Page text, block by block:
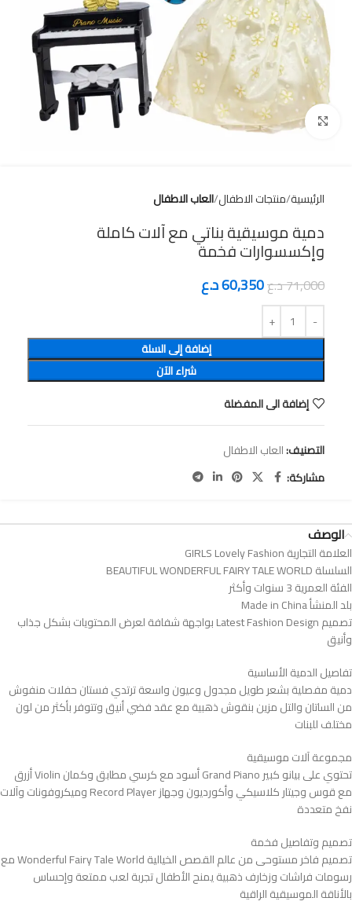
Click to enlarge
الرئيسية منتجات الاطفال العاب الاطفال
دمية موسيقية بناتي مع آلات كاملة
وإكسسوارات فخمة
71,000د.ع60,350د.ع
إضافة إلى السلة
شراء الآن
إضافة الى المفضلة
التصنيف:العاب الاطفال
مشاركة:
الوصف
العلامة التجارية GIRLS Lovely Fashion
السلسلة BEAUTIFUL WONDERFUL FAIRY TALE WORLD
الفئة العمرية 3 سنوات وأكثر
بلد المنشأ Made in China
تصميم Latest Fashion Design بواجهة شفافة لعرض المحتويات بشكل جذاب
وأنيق
تفاصيل الدمية الأساسية
دمية مفصلية بشعر طويل مجدول وعيون واسعة ترتدي فستان حفلات منفوش
من الساتان والتل مزين بنقوش ذهبية مع عقد فضي أنيق وتتوفر بأكثر من لون
مختلف للبنات
مجموعة آلات موسيقية
تحتوي على بيانو كبير Grand Piano أسود مع كرسي مطابق وكمان Violin أزرق
مع قوس وجيتار كلاسيكي وأكورديون وجهاز Record Player وميكروفونات وآلات
نفخ متعددة
تصميم وتفاصيل فخمة
تصميم فاخر مستوحى من عالم القصص الخيالية Wonderful Fairy Tale World مع
رسومات فراشات وزخارف ذهبية يمنح الأطفال تجربة لعب ممتعة وإحساس
بالأناقة الموسيقية الراقية